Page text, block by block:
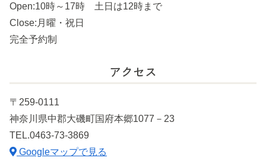
Open:10時～17時 土日は12時まで
Close:月曜・祝日
完全予約制
アクセス
〒259-0111
神奈川県中郡大磯町国府本郷1077－23
TEL.0463-73-3869
Googleマップで見る